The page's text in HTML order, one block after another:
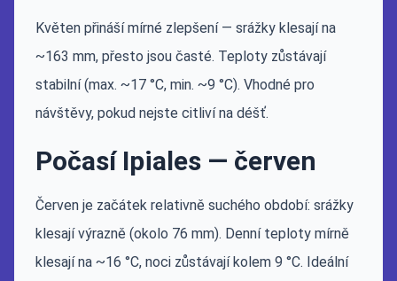
Květen přináší mírné zlepšení — srážky klesají na
~163 mm, přesto jsou časté. Teploty zůstávají
stabilní (max. ~17 °C, min. ~9 °C). Vhodné pro
návštěvy, pokud nejste citliví na déšť.
Počasí Ipiales — červen
Červen je začátek relativně suchého období: srážky
klesají výrazně (okolo 76 mm). Denní teploty mírně
klesají na ~16 °C, noci zůstávají kolem 9 °C. Ideální